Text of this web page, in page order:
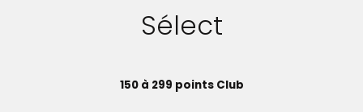
Sélect
150 à 299 points Club